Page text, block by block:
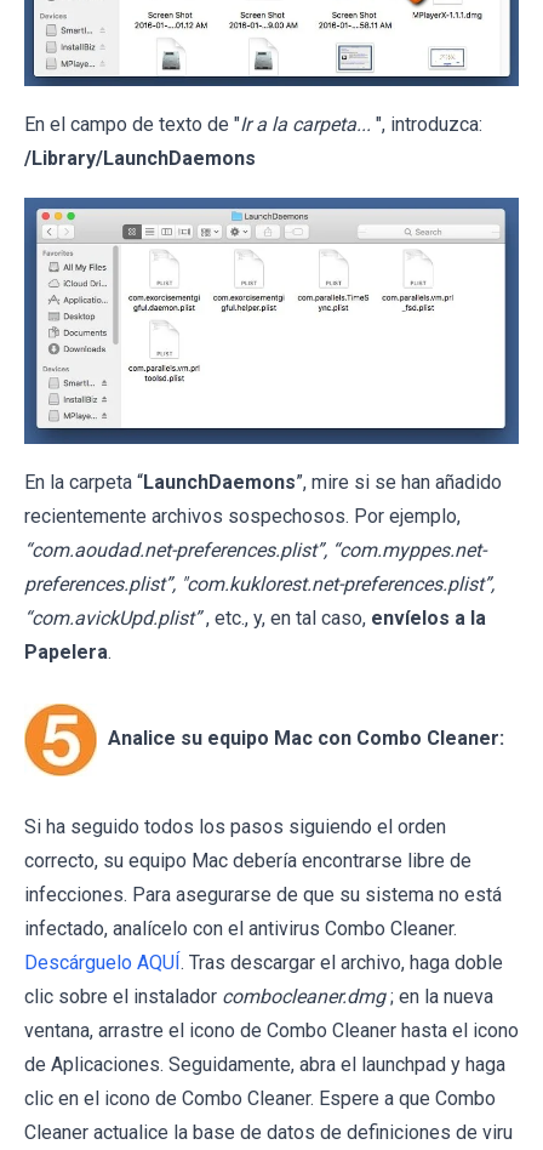
En el campo de texto de "Ir a la carpeta... ", introduzca:
/Library/LaunchDaemons
En la carpeta “LaunchDaemons”, mire si se han añadido
recientemente archivos sospechosos. Por ejemplo,
“com.aoudad.net-preferences.plist”, “com.myppes.net-
preferences.plist”, "com.kuklorest.net-preferences.plist”,
“com.avickUpd.plist” , etc., y, en tal caso, envíelos a la
Papelera.
Analice su equipo Mac con Combo Cleaner:
Si ha seguido todos los pasos siguiendo el orden
correcto, su equipo Mac debería encontrarse libre de
infecciones. Para asegurarse de que su sistema no está
infectado, analícelo con el antivirus Combo Cleaner.
Descárguelo AQUÍ . Tras descargar el archivo, haga doble
clic sobre el instalador combocleaner.dmg ; en la nueva
ventana, arrastre el icono de Combo Cleaner hasta el icono
de Aplicaciones. Seguidamente, abra el launchpad y haga
clic en el icono de Combo Cleaner. Espere a que Combo
Cleaner actualice la base de datos de definiciones de viru